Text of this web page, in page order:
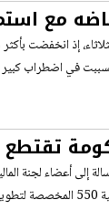
مع
إذ انخفضت
في اضطراب كبير
نصف